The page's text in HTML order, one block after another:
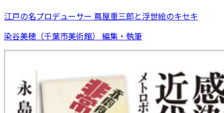
江戸の名プロデューサー 蔦屋重三郎と浮世絵のキセキ
染谷美穂（千葉市美術館） 編集・執筆